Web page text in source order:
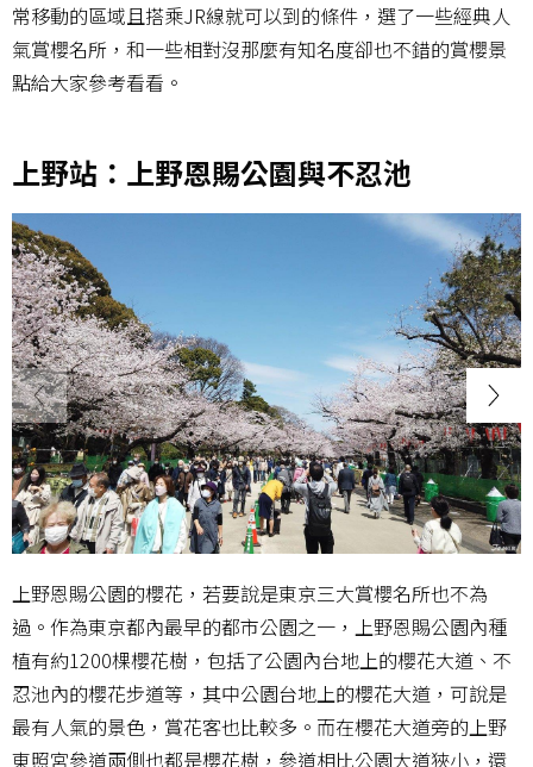
常移動的區域且搭乘JR線就可以到的條件，選了一些經典人
氣賞櫻名所，和一些相對沒那麼有知名度卻也不錯的賞櫻景
點給大家參考看看。
上野站：上野恩賜公園與不忍池
上野恩賜公園的櫻花，若要說是東京三大賞櫻名所也不為
過。作為東京都內最早的都市公園之一，上野恩賜公園內種
植有約1200棵櫻花樹，包括了公園內台地上的櫻花大道、不
忍池內的櫻花步道等，其中公園台地上的櫻花大道，可說是
最有人氣的景色，賞花客也比較多。而在櫻花大道旁的上野
東照宮參道兩側也都是櫻花樹，參道相比公園大道狹小，還